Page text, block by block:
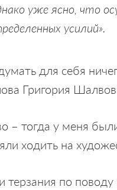
уже ясно, что
усилий».
для себя
Григория
– тогда у меня
ходить на
по